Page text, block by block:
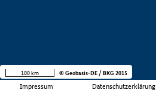
Impressum Datenschutzerklärung
100 km © Geobasis-DE / BKG 2015